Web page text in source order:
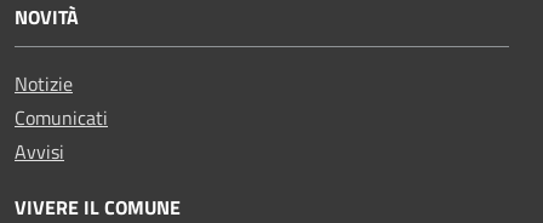
NOVITÀ
Notizie
Comunicati
Avvisi
VIVERE IL COMUNE